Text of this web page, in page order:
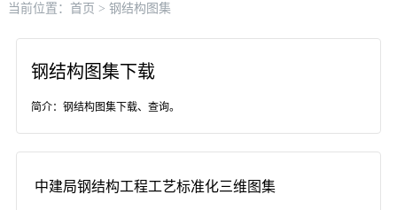
当前位置： 首页 > 钢结构图集
钢结构图集下载
简介：钢结构图集下载、查询。
中建局钢结构工程工艺标准化三维图集